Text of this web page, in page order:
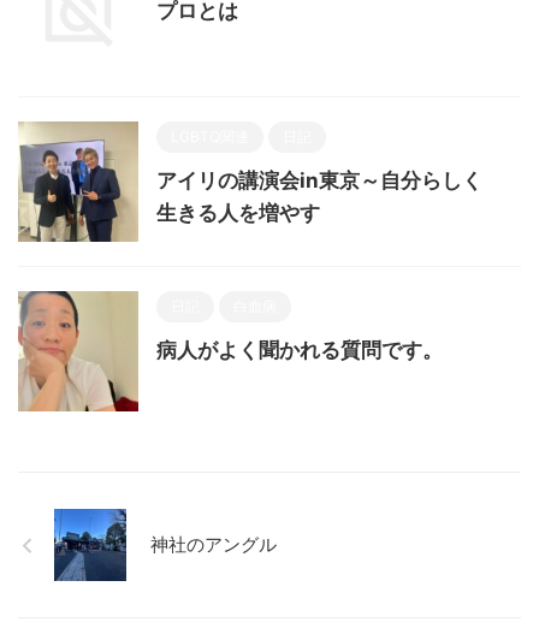
プロとは
アイリの講演会in東京～自分らしく
生きる人を増やす
病人がよく聞かれる質問です。
神社のアングル